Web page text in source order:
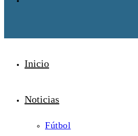
Inicio
Noticias
Fútbol